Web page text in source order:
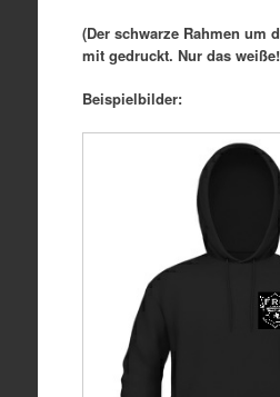
(Der schwarze Rahmen um
mit gedruckt. Nur das
Beispielbilder: